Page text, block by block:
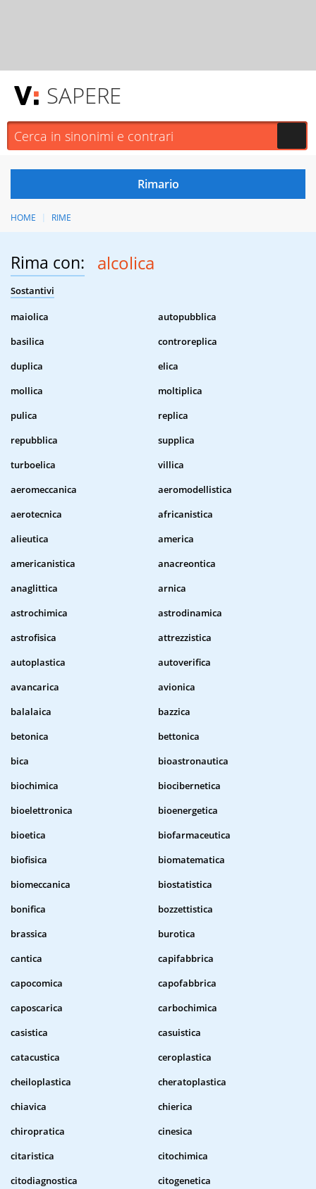
SAPERE
HOME RIME
Rima con: alcolica
Sostantivi
maiolica
autopubblica
basilica
controreplica
duplica
elica
mollica
moltiplica
pulica
replica
repubblica
supplica
turboelica
villica
aeromeccanica
aeromodellistica
aerotecnica
africanistica
alieutica
america
americanistica
anacreontica
anaglittica
arnica
astrochimica
astrodinamica
astrofisica
attrezzistica
autoplastica
autoverifica
avancarica
avionica
balalaica
bazzica
betonica
bettonica
bica
bioastronautica
biochimica
biocibernetica
bioelettronica
bioenergetica
bioetica
biofarmaceutica
biofisica
biomatematica
biomeccanica
biostatistica
bonifica
bozzettistica
brassica
burotica
cantica
capifabbrica
capocomica
capofabbrica
caposcarica
carbochimica
casistica
casuistica
catacustica
ceroplastica
cheiloplastica
cheratoplastica
chiavica
chierica
chiropratica
cinesica
citaristica
citochimica
citodiagnostica
citogenetica